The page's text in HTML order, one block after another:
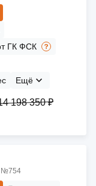
ГК ФСК
Ещё
198 350 ₽
№754